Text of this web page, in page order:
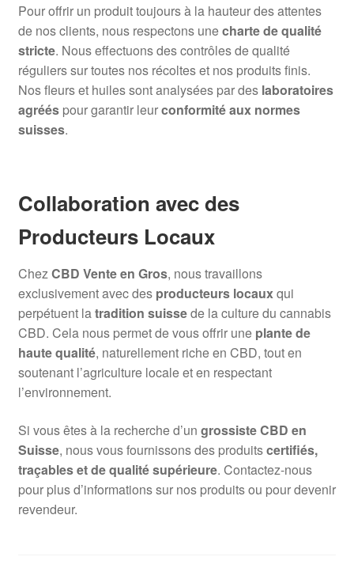
Pour offrir un produit toujours à la hauteur des attentes
de nos clients, nous respectons unecharte de qualité
stricte. Nous effectuons des contrôles de qualité
réguliers sur toutes nos récoltes et nos produits finis.
Nos fleurs et huiles sont analysées par des laboratoires
agrééspour garantir leurconformité aux normes
suisses.
Collaboration avec des
Producteurs Locaux
ChezCBD Vente en Gros, nous travaillons
exclusivement avec des producteurs locauxqui
perpétuent latradition suissede la culture du cannabis
CBD. Cela nous permet de vous offrir une plante de
haute qualité, naturellement riche en CBD, tout en
soutenant l’agriculture locale et en respectant
l’environnement.
Si vous êtes à la recherche d’un grossiste CBD en
Suisse, nous vous fournissons des produitscertifiés,
traçables et de qualité supérieure. Contactez-nous
pour plus d’informations sur nos produits ou pour devenir
revendeur.